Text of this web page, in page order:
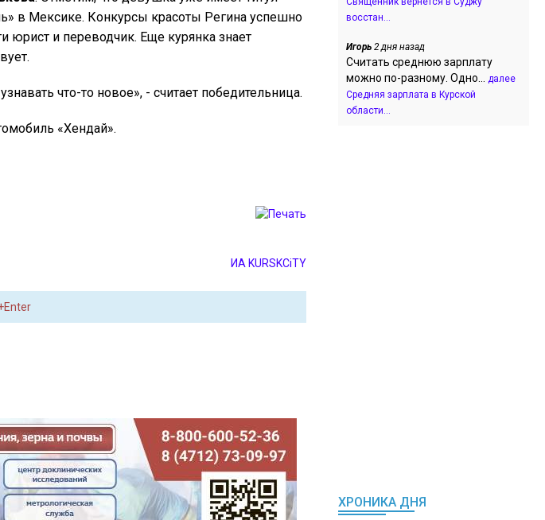
в Мексике. Конкурсы красоты Регина успешно
юрист и переводчик. Еще курянка знает
что-то новое», - считает победительница.
«Хендай».
ИА KURSKCiTY
восстан...
Игорь 2 дня назад
Считать среднюю зарплату
можно по-разному. Одно... далее
Средняя зарплата в Курской
области...
ХРОНИКА ДНЯ